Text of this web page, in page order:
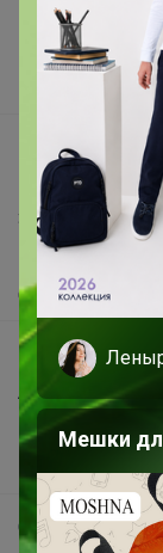
Реклама на
Поставщикам
support@24-ok.ru
Написать в
Защита
Помощь
О нас
Все
Анонсы
Новости
Поддержка
Самое
Мешки